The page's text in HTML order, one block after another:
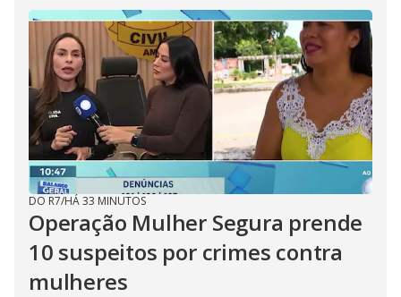
DO R7/HÁ 33 MINUTOS
Operação Mulher Segura prende
10 suspeitos por crimes contra
mulheres